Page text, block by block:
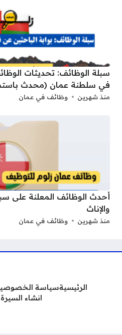
سبلة الوظائف: تحديثات
في سلطنة عمان (محدث
منذ شهرين وظائف في عمان
أحدث الوظائف المعلنة على
والإناث
منذ شهرين وظائف في عمان
الرئيسيةسياسة
انشاء السيرة